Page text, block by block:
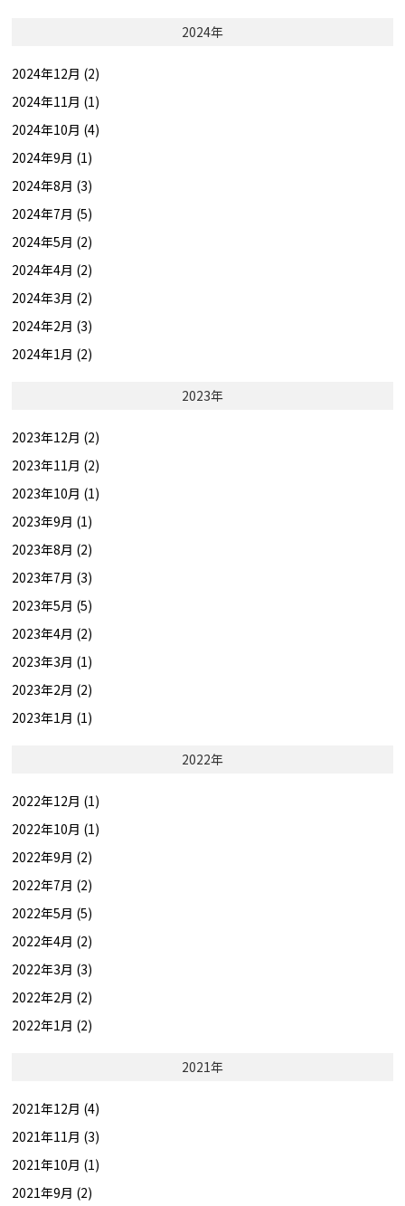
2024年
2024年12月 (2)
2024年11月 (1)
2024年10月 (4)
2024年9月 (1)
2024年8月 (3)
2024年7月 (5)
2024年5月 (2)
2024年4月 (2)
2024年3月 (2)
2024年2月 (3)
2024年1月 (2)
2023年
2023年12月 (2)
2023年11月 (2)
2023年10月 (1)
2023年9月 (1)
2023年8月 (2)
2023年7月 (3)
2023年5月 (5)
2023年4月 (2)
2023年3月 (1)
2023年2月 (2)
2023年1月 (1)
2022年
2022年12月 (1)
2022年10月 (1)
2022年9月 (2)
2022年7月 (2)
2022年5月 (5)
2022年4月 (2)
2022年3月 (3)
2022年2月 (2)
2022年1月 (2)
2021年
2021年12月 (4)
2021年11月 (3)
2021年10月 (1)
2021年9月 (2)